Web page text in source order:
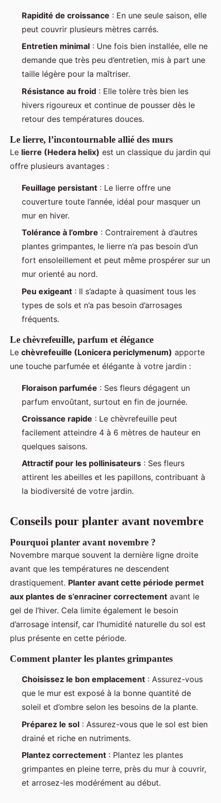
Rapidité de croissance : En une seule saison, elle
peut couvrir plusieurs mètres carrés.
Entretien minimal : Une fois bien installée, elle ne
demande que très peu d’entretien, mis à part une
taille légère pour la maîtriser.
Résistance au froid : Elle tolère très bien les
hivers rigoureux et continue de pousser dès le
retour des températures douces.
Le lierre, l’incontournable allié des murs
Le lierre (Hedera helix) est un classique du jardin qui
offre plusieurs avantages :
Feuillage persistant : Le lierre offre une
couverture toute l’année, idéal pour masquer un
mur en hiver.
Tolérance à l’ombre : Contrairement à d’autres
plantes grimpantes, le lierre n’a pas besoin d’un
fort ensoleillement et peut même prospérer sur un
mur orienté au nord.
Peu exigeant : Il s’adapte à quasiment tous les
types de sols et n’a pas besoin d’arrosages
fréquents.
Le chèvrefeuille, parfum et élégance
Le chèvrefeuille (Lonicera periclymenum) apporte
une touche parfumée et élégante à votre jardin :
Floraison parfumée : Ses fleurs dégagent un
parfum envoûtant, surtout en fin de journée.
Croissance rapide : Le chèvrefeuille peut
facilement atteindre 4 à 6 mètres de hauteur en
quelques saisons.
Attractif pour les pollinisateurs : Ses fleurs
attirent les abeilles et les papillons, contribuant à
la biodiversité de votre jardin.
Conseils pour planter avant novembre
Pourquoi planter avant novembre ?
Novembre marque souvent la dernière ligne droite
avant que les températures ne descendent
drastiquement. Planter avant cette période permet
aux plantes de s’enraciner correctement avant le
gel de l’hiver. Cela limite également le besoin
d’arrosage intensif, car l’humidité naturelle du sol est
plus présente en cette période.
Comment planter les plantes grimpantes
Choisissez le bon emplacement : Assurez-vous
que le mur est exposé à la bonne quantité de
soleil et d’ombre selon les besoins de la plante.
Préparez le sol : Assurez-vous que le sol est bien
drainé et riche en nutriments.
Plantez correctement : Plantez les plantes
grimpantes en pleine terre, près du mur à couvrir,
et arrosez-les modérément au début.